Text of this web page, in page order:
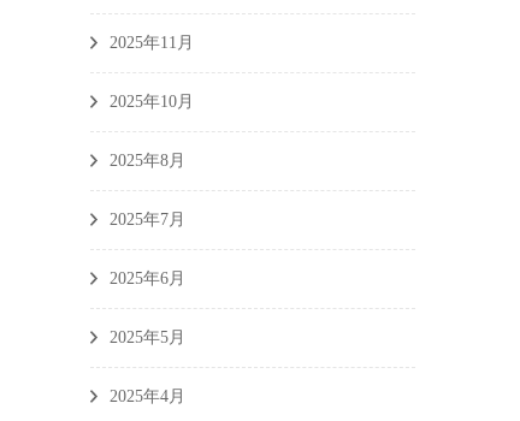
2025年11月
2025年10月
2025年8月
2025年7月
2025年6月
2025年5月
2025年4月